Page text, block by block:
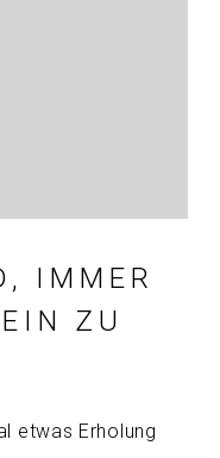
IMMER
ZU
etwas Erholung